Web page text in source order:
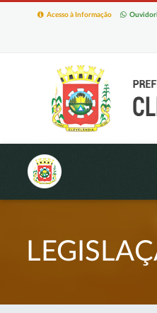
Acesso à Informação